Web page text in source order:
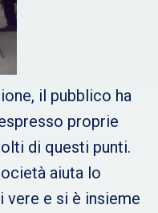
il pubblico ha
proprie
di questi punti.
aiuta lo
vere e si è insieme